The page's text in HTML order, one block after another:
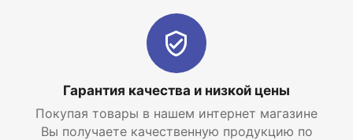
Гарантия качества и низкой цены
Покупая товары в нашем интернет магазине
Вы получаете качественную продукцию по